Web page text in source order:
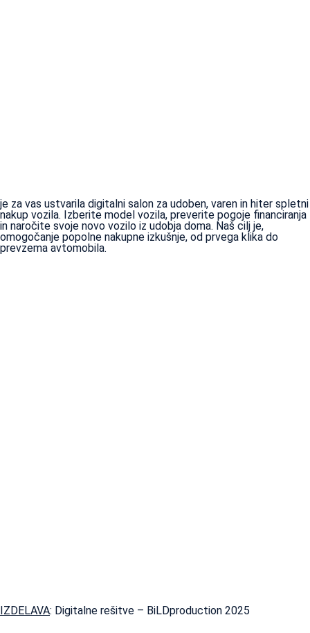
je za vas ustvarila digitalni salon za udoben, varen in hiter spletni
nakup vozila. Izberite model vozila, preverite pogoje financiranja
in naročite svoje novo vozilo iz udobja doma. Naš cilj je,
omogočanje popolne nakupne izkušnje, od prvega klika do
prevzema avtomobila.
IZDELAVA: Digitalne rešitve – BiLDproduction 2025